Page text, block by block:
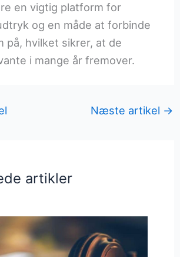
en vigtig platform for
og en måde at forbinde
på, hvilket sikrer, at de
i mange år fremover.
Næste artikel →
artikler